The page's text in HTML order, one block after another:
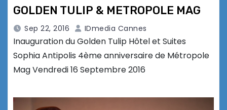
GOLDEN TULIP & METROPOLE MAG
Sep 22, 2016 IDmedia Cannes
Inauguration du Golden Tulip Hôtel et Suites
Sophia Antipolis 4ème anniversaire de Métropole
Mag Vendredi 16 Septembre 2016